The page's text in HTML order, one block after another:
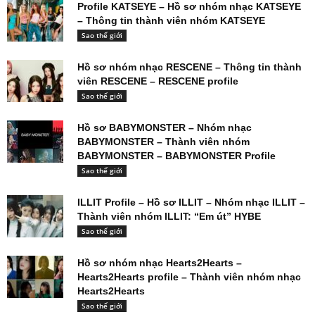
20 nữ diễn viên tuổi teen được yêu thích nhất
Sao thế giới Mộc Chi -20/07/2021
– Thông tin thành viên nhóm KATSEYE
Sao thế giới
Hồ sơ nhóm nhạc RESCENE – Thông tin thành
Sao thế giới
Hồ sơ BABYMONSTER – Nhóm nhạc
BABYMONSTER – BABYMONSTER Profile
Sao thế giới
ILLIT Profile – Hồ sơ ILLIT – Nhóm nhạc ILLIT –